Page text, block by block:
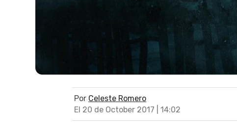
Por Celeste Romero
El 20 de October 2017 | 14:02